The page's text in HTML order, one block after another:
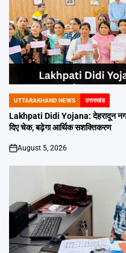
POSTED
IN
UTTARAKHAND NEWS उत्तराखंड
Lakhpati Didi Yojana: देहरादून नगर
दिए चेक, बढ़ेगा आर्थिक सशक्तिकरण
on
August 5, 2026